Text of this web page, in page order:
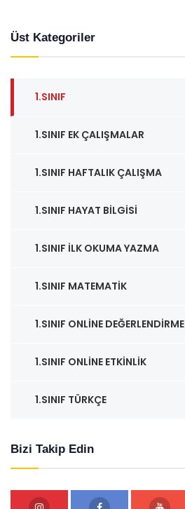
Üst Kategoriler
1.SINIF
1.SINIF EK ÇALIŞMALAR
1.SINIF HAFTALIK ÇALIŞMA
1.SINIF HAYAT BILGISI
1.SINIF İLK OKUMA YAZMA
1.SINIF MATEMATIK
1.SINIF ONLINE DEĞERLENDIRME
1.SINIF ONLINE ETKINLIK
1.SINIF TÜRKÇE
Bizi Takip Edin